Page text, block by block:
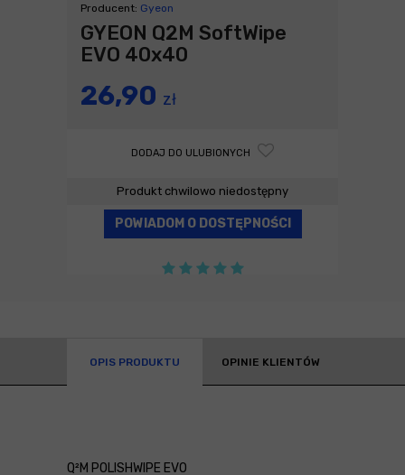
Producent: Gyeon
GYEON Q2M SoftWipe
EVO 40x40
26,90 zł
DODAJ DO ULUBIONYCH
Produkt chwilowo niedostępny
POWIADOM O DOSTĘPNOŚCI
OPIS PRODUKTU OPINIE KLIENTÓW
Q²M POLISHWIPE EVO